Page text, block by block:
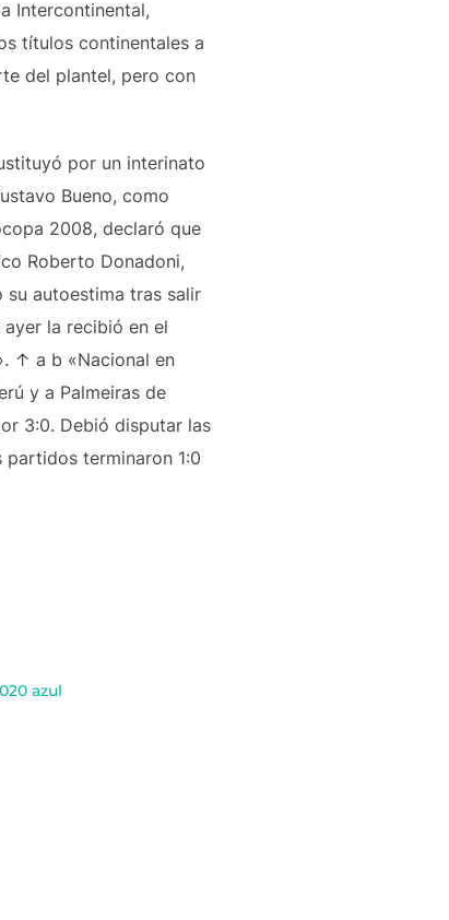
Intercontinental,
títulos continentales a
del plantel, pero con
por un interinato
Bueno, como
2008, declaró que
Roberto Donadoni,
su autoestima tras salir
la recibió en el
↑ a b «Nacional en
y a Palmeiras de
3:0. Debió disputar las
terminaron 1:0
azul